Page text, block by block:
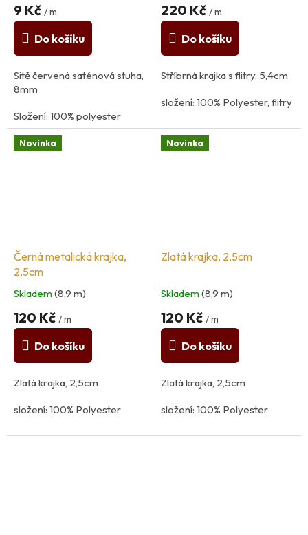
9 Kč / m
Do košíku
Sitě červená saténová stuha,
8mm
Složení: 100% polyester
země původu: Francie
220 Kč / m
Do košíku
Stříbrná krajka s flitry, 5,4cm
složení: 100% Polyester, flitry
Novinka
Černá metalická krajka,
2,5cm
Skladem(8,9 m)
120 Kč / m
Do košíku
Zlatá krajka, 2,5cm
složení: 100% Polyester
Novinka
Zlatá krajka, 2,5cm
Skladem(8,9 m)
120 Kč / m
Do košíku
Zlatá krajka, 2,5cm
složení: 100% Polyester